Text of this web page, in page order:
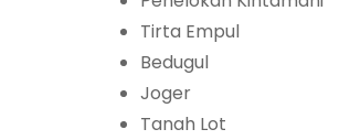
Tirta Empul
Bedugul
Joger
Tanah Lot